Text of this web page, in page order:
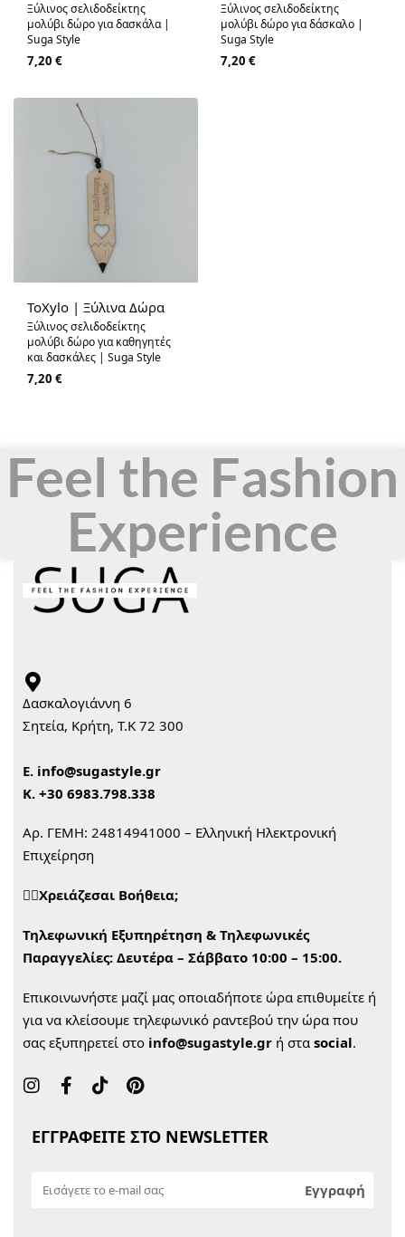
Ξύλινος σελιδοδείκτης
μολύβι δώρο για δασκάλα |
Suga Style
7,20 €
Ξύλινος σελιδοδείκτης
μολύβι δώρο για δάσκαλο |
Suga Style
7,20 €
ToXylo | Ξύλινα Δώρα
Ξύλινος σελιδοδείκτης
μολύβι δώρο για καθηγητές
και δασκάλες | Suga Style
7,20 €
Feel the Fashion
Experience
Δασκαλογιάννη 6
Σητεία, Κρήτη, Τ.Κ 72 300
Ε. info@sugastyle.gr
Κ. +30 6983.798.338
Αρ. ΓΕΜΗ: 24814941000 – Ελληνική Ηλεκτρονική
Επιχείρηση
🙋‍♀️Χρειάζεσαι Βοήθεια;
Τηλεφωνική Εξυπηρέτηση & Τηλεφωνικές
Παραγγελίες: Δευτέρα – Σάββατο 10:00 – 15:00.
Επικοινωνήστε μαζί μας οποιαδήποτε ώρα επιθυμείτε ή
για να κλείσουμε τηλεφωνικό ραντεβού την ώρα που
σας εξυπηρετεί στο info@sugastyle.gr ή στα social.
ΕΓΓΡΑΦΕΙΤΕ ΣΤΟ NEWSLETTER